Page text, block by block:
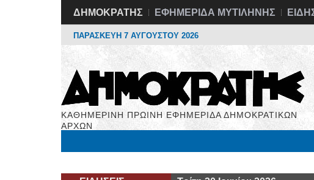
ΔΗΜΟΚΡΑΤΗΣ ΕΦΗΜΕΡΙΔΑ ΜΥΤΙΛΗΝΗΣ
ΠΑΡΑΣΚΕΥΗ 7 ΑΥΓΟΥΣΤΟΥ 2026
ΚΑΘΗΜΕΡΙΝΗ ΠΡΩΙΝΗ ΕΦΗΜΕΡΙΔΑ ΔΗΜΟΚΡΑΤΙΚΩΝ
ΑΡΧΩΝ